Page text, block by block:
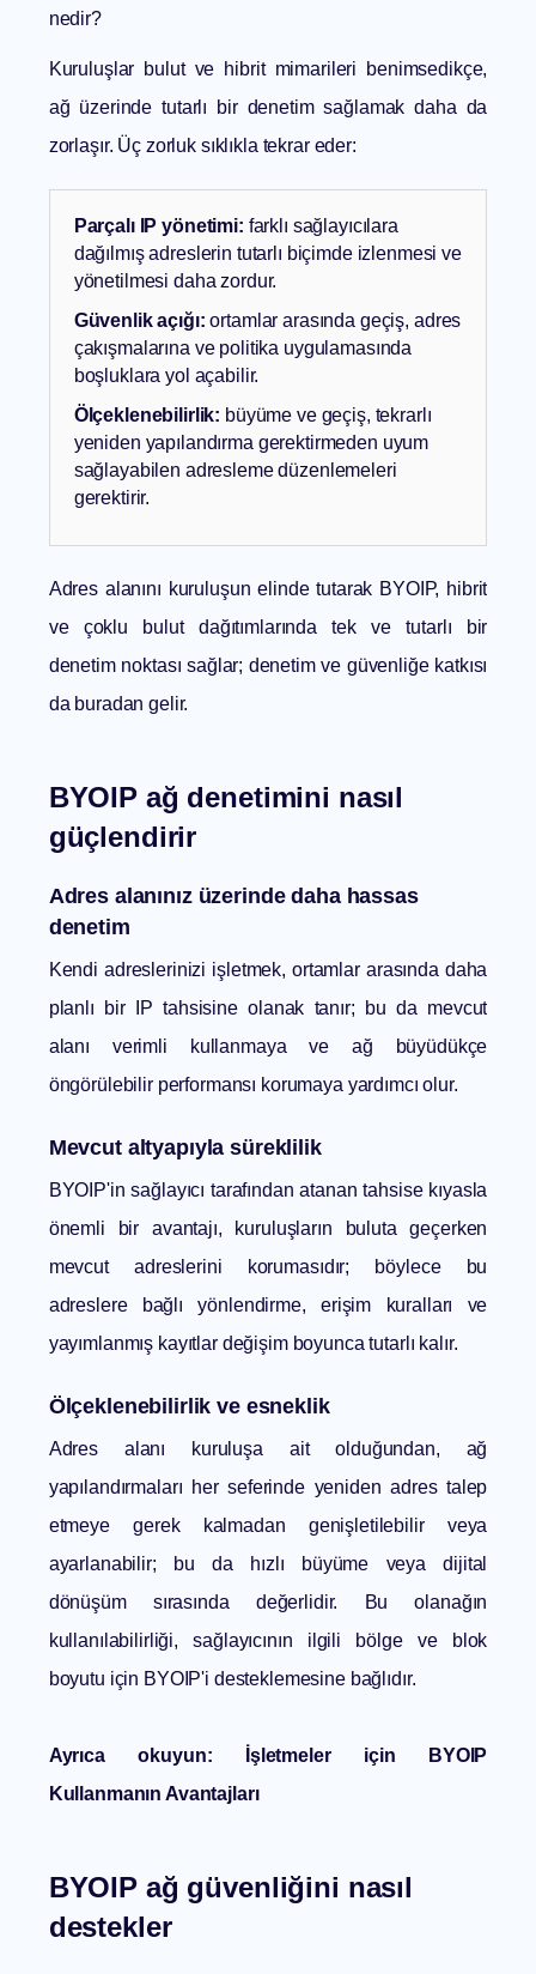
nedir?
Kuruluşlar bulut ve hibrit mimarileri benimsedikçe,
ağ üzerinde tutarlı bir denetim sağlamak daha da
zorlaşır. Üç zorluk sıklıkla tekrar eder:
Parçalı IP yönetimi: farklı sağlayıcılara
dağılmış adreslerin tutarlı biçimde izlenmesi ve
yönetilmesi daha zordur.
Güvenlik açığı: ortamlar arasında geçiş, adres
çakışmalarına ve politika uygulamasında
boşluklara yol açabilir.
Ölçeklenebilirlik: büyüme ve geçiş, tekrarlı
yeniden yapılandırma gerektirmeden uyum
sağlayabilen adresleme düzenlemeleri
gerektirir.
Adres alanını kuruluşun elinde tutarak BYOIP, hibrit
ve çoklu bulut dağıtımlarında tek ve tutarlı bir
denetim noktası sağlar; denetim ve güvenliğe katkısı
da buradan gelir.
BYOIP ağ denetimini nasıl
güçlendirir
Adres alanınız üzerinde daha hassas
denetim
Kendi adreslerinizi işletmek, ortamlar arasında daha
planlı bir IP tahsisine olanak tanır; bu da mevcut
alanı verimli kullanmaya ve ağ büyüdükçe
öngörülebilir performansı korumaya yardımcı olur.
Mevcut altyapıyla süreklilik
BYOIP'in sağlayıcı tarafından atanan tahsise kıyasla
önemli bir avantajı, kuruluşların buluta geçerken
mevcut adreslerini korumasıdır; böylece bu
adreslere bağlı yönlendirme, erişim kuralları ve
yayımlanmış kayıtlar değişim boyunca tutarlı kalır.
Ölçeklenebilirlik ve esneklik
Adres alanı kuruluşa ait olduğundan, ağ
yapılandırmaları her seferinde yeniden adres talep
etmeye gerek kalmadan genişletilebilir veya
ayarlanabilir; bu da hızlı büyüme veya dijital
dönüşüm sırasında değerlidir. Bu olanağın
kullanılabilirliği, sağlayıcının ilgili bölge ve blok
boyutu için BYOIP'i desteklemesine bağlıdır.
Ayrıca okuyun:
İşletmeler için BYOIP
Kullanmanın Avantajları
BYOIP ağ güvenliğini nasıl
destekler